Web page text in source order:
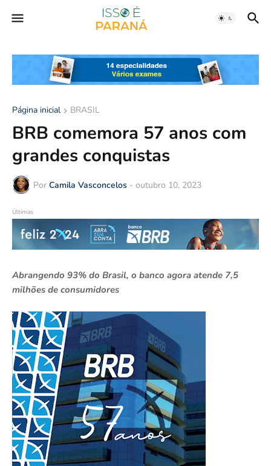
Página inicial BRASIL
BRB comemora 57 anos com
grandes conquistas
Por Camila Vasconcelos - outubro 10, 2023
Últimas
Abrangendo 93% do Brasil, o banco agora atende 7,5
milhões de consumidores